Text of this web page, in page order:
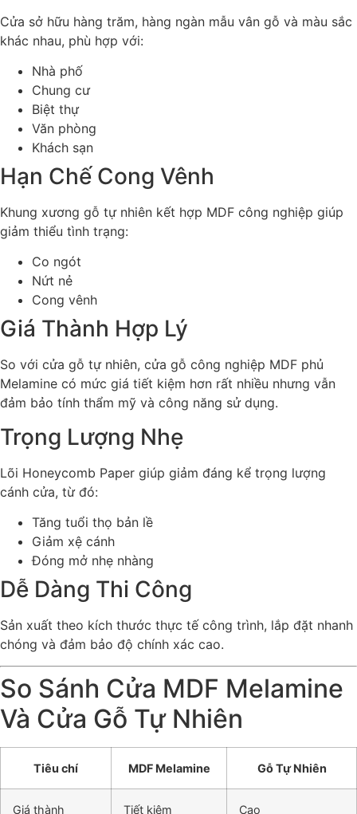
Cửa sở hữu hàng trăm, hàng ngàn mẫu vân gỗ và màu sắc
khác nhau, phù hợp với:
Nhà phố
Chung cư
Biệt thự
Văn phòng
Khách sạn
Hạn Chế Cong Vênh
Khung xương gỗ tự nhiên kết hợp MDF công nghiệp giúp
giảm thiểu tình trạng:
Co ngót
Nứt nẻ
Cong vênh
Giá Thành Hợp Lý
So với cửa gỗ tự nhiên, cửa gỗ công nghiệp MDF phủ
Melamine có mức giá tiết kiệm hơn rất nhiều nhưng vẫn
đảm bảo tính thẩm mỹ và công năng sử dụng.
Trọng Lượng Nhẹ
Lõi Honeycomb Paper giúp giảm đáng kể trọng lượng
cánh cửa, từ đó:
Tăng tuổi thọ bản lề
Giảm xệ cánh
Đóng mở nhẹ nhàng
Dễ Dàng Thi Công
Sản xuất theo kích thước thực tế công trình, lắp đặt nhanh
chóng và đảm bảo độ chính xác cao.
So Sánh Cửa MDF Melamine
Và Cửa Gỗ Tự Nhiên
Tiêu chí MDF Melamine Gỗ Tự Nhiên
Giá thành Tiết kiệm Cao